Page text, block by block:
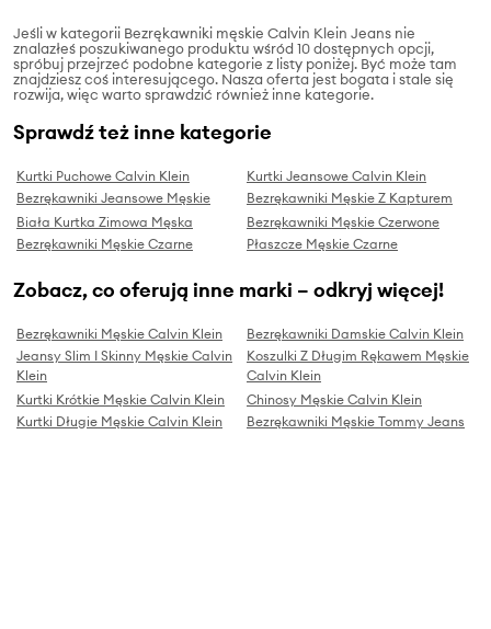
Jeśli w kategorii Bezrękawniki męskie Calvin Klein Jeans nie
znalazłeś poszukiwanego produktu wśród 10 dostępnych opcji,
spróbuj przejrzeć podobne kategorie z listy poniżej. Być może tam
znajdziesz coś interesującego. Nasza oferta jest bogata i stale się
rozwija, więc warto sprawdzić również inne kategorie.
Sprawdź też inne kategorie
Kurtki Puchowe Calvin Klein
Kurtki Jeansowe Calvin Klein
Bezrękawniki Jeansowe Męskie
Bezrękawniki Męskie Z Kapturem
Biała Kurtka Zimowa Męska
Bezrękawniki Męskie Czerwone
Bezrękawniki Męskie Czarne
Płaszcze Męskie Czarne
Zobacz, co oferują inne marki – odkryj więcej!
Bezrękawniki Męskie Calvin Klein
Bezrękawniki Damskie Calvin Klein
Jeansy Slim I Skinny Męskie Calvin
Klein
Koszulki Z Długim Rękawem Męskie
Calvin Klein
Kurtki Krótkie Męskie Calvin Klein
Chinosy Męskie Calvin Klein
Kurtki Długie Męskie Calvin Klein
Bezrękawniki Męskie Tommy Jeans